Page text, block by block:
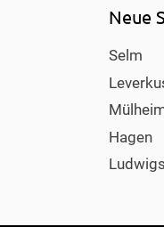
Neue
Selm
Hagen